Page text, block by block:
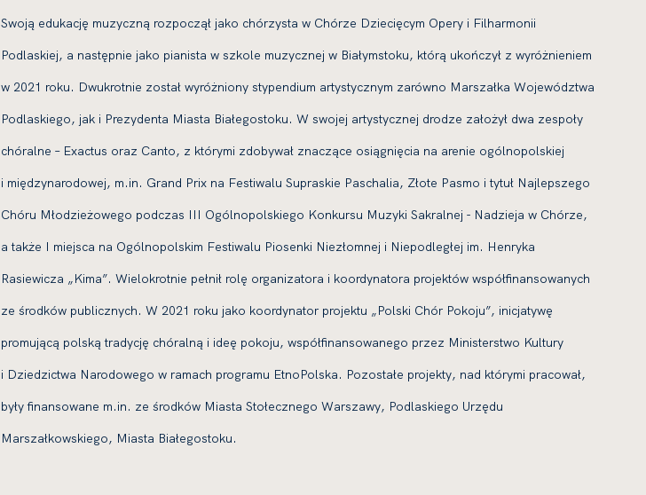
Swoją edukację muzyczną rozpoczął jako chórzysta w Chórze Dziecięcym Opery i Filharmonii
Podlaskiej, a następnie jako pianista w szkole muzycznej w Białymstoku, którą ukończył z wyróżnieniem
w 2021 roku. Dwukrotnie został wyróżniony stypendium artystycznym zarówno Marszałka Województwa
Podlaskiego, jak i Prezydenta Miasta Białegostoku. W swojej artystycznej drodze założył dwa zespoły
chóralne – Exactus oraz Canto, z którymi zdobywał znaczące osiągnięcia na arenie ogólnopolskiej
i międzynarodowej, m.in. Grand Prix na Festiwalu Supraskie Paschalia, Złote Pasmo i tytuł Najlepszego
Chóru Młodzieżowego podczas III Ogólnopolskiego Konkursu Muzyki Sakralnej - Nadzieja w Chórze,
a także I miejsca na Ogólnopolskim Festiwalu Piosenki Niezłomnej i Niepodległej im. Henryka
Rasiewicza „Kima”. Wielokrotnie pełnił rolę organizatora i koordynatora projektów współfinansowanych
ze środków publicznych. W 2021 roku jako koordynator projektu „Polski Chór Pokoju”, inicjatywę
promującą polską tradycję chóralną i ideę pokoju, współfinansowanego przez Ministerstwo Kultury
i Dziedzictwa Narodowego w ramach programu EtnoPolska. Pozostałe projekty, nad którymi pracował,
były finansowane m.in. ze środków Miasta Stołecznego Warszawy, Podlaskiego Urzędu
Marszałkowskiego, Miasta Białegostoku.